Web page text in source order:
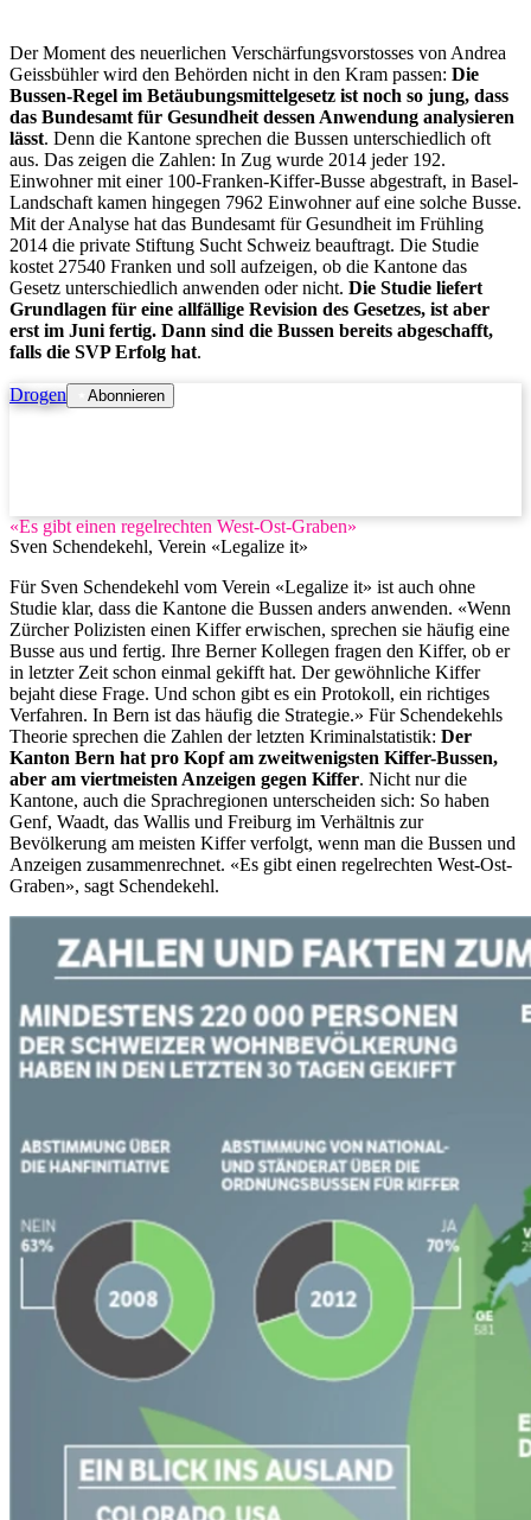
Der Moment des neuerlichen Verschärfungsvorstosses von Andrea
Geissbühler wird den Behörden nicht in den Kram passen: Die
Bussen-Regel im Betäubungsmittelgesetz ist noch so jung, dass
das Bundesamt für Gesundheit dessen Anwendung analysieren
lässt. Denn die Kantone sprechen die Bussen unterschiedlich oft
aus. Das zeigen die Zahlen: In Zug wurde 2014 jeder 192.
Einwohner mit einer 100-Franken-Kiffer-Busse abgestraft, in Basel-
Landschaft kamen hingegen 7962 Einwohner auf eine solche Busse.
Mit der Analyse hat das Bundesamt für Gesundheit im Frühling
2014 die private Stiftung Sucht Schweiz beauftragt. Die Studie
kostet 27540 Franken und soll aufzeigen, ob die Kantone das
Gesetz unterschiedlich anwenden oder nicht. Die Studie liefert
Grundlagen für eine allfällige Revision des Gesetzes, ist aber
erst im Juni fertig. Dann sind die Bussen bereits abgeschafft,
falls die SVP Erfolg hat.
Drogen Abonnieren
«Es gibt einen regelrechten West-Ost-Graben»
Sven Schendekehl, Verein «Legalize it»
Für Sven Schendekehl vom Verein «Legalize it» ist auch ohne
Studie klar, dass die Kantone die Bussen anders anwenden. «Wenn
Zürcher Polizisten einen Kiffer erwischen, sprechen sie häufig eine
Busse aus und fertig. Ihre Berner Kollegen fragen den Kiffer, ob er
in letzter Zeit schon einmal gekifft hat. Der gewöhnliche Kiffer
bejaht diese Frage. Und schon gibt es ein Protokoll, ein richtiges
Verfahren. In Bern ist das häufig die Strategie.» Für Schendekehls
Theorie sprechen die Zahlen der letzten Kriminalstatistik: Der
Kanton Bern hat pro Kopf am zweitwenigsten Kiffer-Bussen,
aber am viertmeisten Anzeigen gegen Kiffer. Nicht nur die
Kantone, auch die Sprachregionen unterscheiden sich: So haben
Genf, Waadt, das Wallis und Freiburg im Verhältnis zur
Bevölkerung am meisten Kiffer verfolgt, wenn man die Bussen und
Anzeigen zusammenrechnet. «Es gibt einen regelrechten West-Ost-
Graben», sagt Schendekehl.